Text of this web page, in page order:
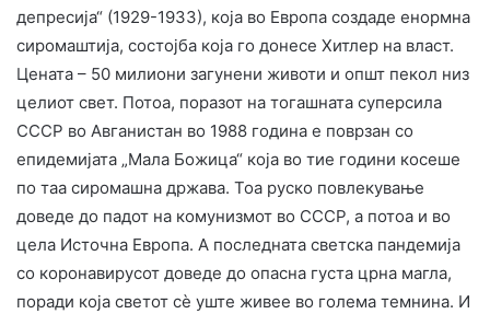
депресија“ (1929-1933), која во Европа создаде енормна
сиромаштија, состојба која го донесе Хитлер на власт.
Цената – 50 милиони загунени животи и општ пекол низ
целиот свет. Потоа, поразот на тогашната суперсила
СССР во Авганистан во 1988 година е поврзан со
епидемијата „Мала Божица“ која во тие години косеше
по таа сиромашна држава. Тоа руско повлекување
доведе до падот на комунизмот во СССР, а потоа и во
цела Источна Европа. А последната светска пандемија
со коронавирусот доведе до опасна густа црна магла,
поради која светот сè уште живее во голема темнина. И